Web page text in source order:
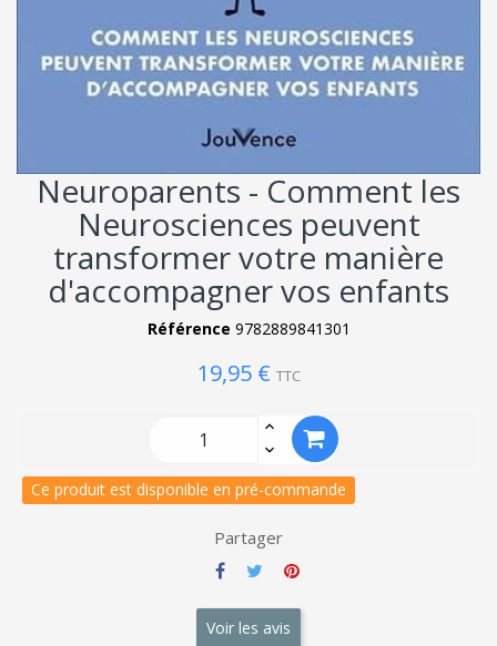
Neuroparents - Comment les
Neurosciences peuvent
transformer votre manière
d'accompagner vos enfants
Référence 9782889841301
19,95 € TTC
Ce produit est disponible en pré-commande
Partager
Voir les avis